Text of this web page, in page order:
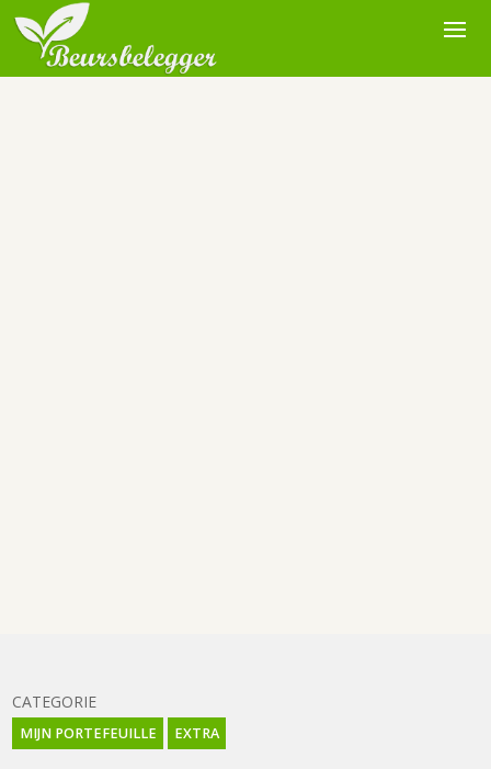
CATEGORIE
MIJN PORTEFEUILLE EXTRA